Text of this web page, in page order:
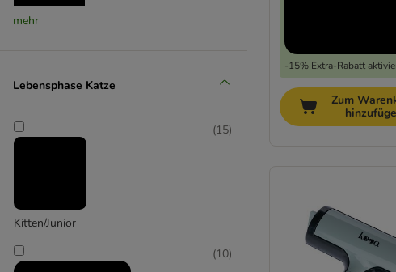
Karlie
Kerbl
mehr
Lebensphase Katze
Kitten/Junior
(15)
(10)
-15% Extra-Rabatt
Zum